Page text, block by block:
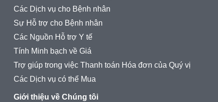
Các Dịch vụ cho Bệnh nhân
Sự Hỗ trợ cho Bệnh nhân
Các Nguồn Hỗ trợ Y tế
Tính Minh bạch về Giá
Trợ giúp trong việc Thanh toán Hóa đơn của Quý vị
Các Dịch vụ có thể Mua
Giới thiệu về Chúng tôi